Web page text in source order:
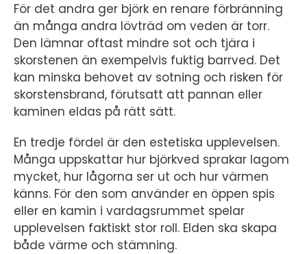
För det andra ger björk en renare förbränning
än många andra lövträd om veden är torr.
Den lämnar oftast mindre sot och tjära i
skorstenen än exempelvis fuktig barrved. Det
kan minska behovet av sotning och risken för
skorstensbrand, förutsatt att pannan eller
kaminen eldas på rätt sätt.
En tredje fördel är den estetiska upplevelsen.
Många uppskattar hur björkved sprakar lagom
mycket, hur lågorna ser ut och hur värmen
känns. För den som använder en öppen spis
eller en kamin i vardagsrummet spelar
upplevelsen faktiskt stor roll. Elden ska skapa
både värme och stämning.